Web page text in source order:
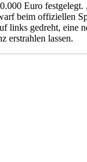
Euro
beim offiziellen
links gedreht, eine
erstrahlen lassen.